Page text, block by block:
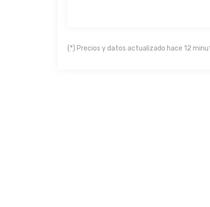
(*) Precios y datos actualizado hace 12